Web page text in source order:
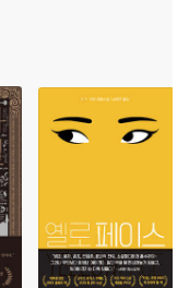
성』이 《뉴욕타임스》